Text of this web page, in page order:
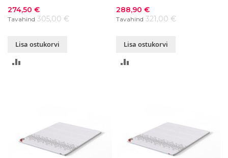
Soodushind
274,50 €
Tavahind 305,00 €
Lisa ostukorvi
Soodushind
288,90 €
Tavahind 321,00 €
Lisa ostukorvi